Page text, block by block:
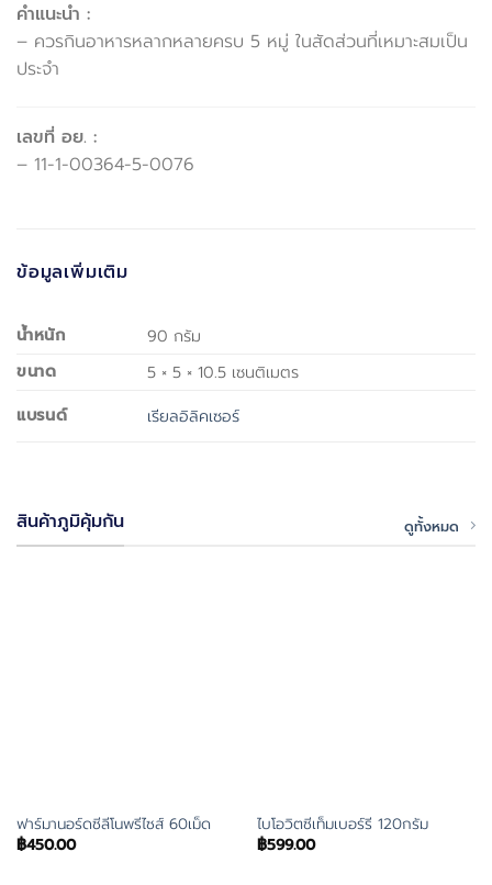
คำแนะนำ :
– ควรกินอาหารหลากหลายครบ 5 หมู่ ในสัดส่วนที่เหมาะสมเป็น
ประจำ
เลขที่ อย. :
– 11-1-00364-5-0076
ข้อมูลเพิ่มเติม
น้ำหนัก
90 กรัม
ขนาด
5 × 5 × 10.5 เซนติเมตร
แบรนด์
เรียลอิลิคเซอร์
สินค้าภูมิคุ้มกัน ดูทั้งหมด
ฟาร์มานอร์ดซีลีโนพรีไซส์ 60เม็ด
฿450.00
ไบโอวิตซีเท็มเบอร์รี 120กรัม
฿599.00